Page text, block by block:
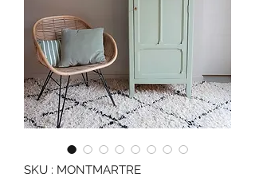
SKU : MONTMARTRE